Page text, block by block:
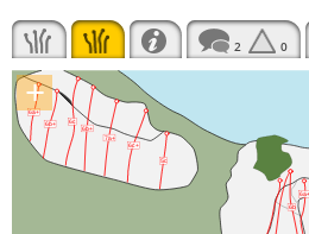
2 0
+
6b
6a+
6b+
6c
6b+
7a+
6c+
5c